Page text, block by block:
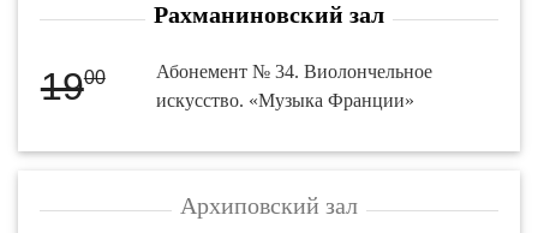
Рахманиновский зал
1900
Абонемент № 34. Виолончельное
искусство. «Музыка Франции»
Архиповский зал